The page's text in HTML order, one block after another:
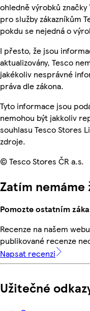
ohledně výrobků
pro služby zákazníkům
pokdu se nejedná o
I přesto, že jsou
aktualizovány, Tesco
jakékoliv nesprávné
práva dle zákona.
Tyto informace jsou
nemohou být jakkoliv
souhlasu Tesco Stores
zdroje.
© Tesco Stores ČR a.s.
Zatím nemáme
Pomozte ostatním
Recenze na našem
publikované recenze
Napsat recenzi
Užitečné